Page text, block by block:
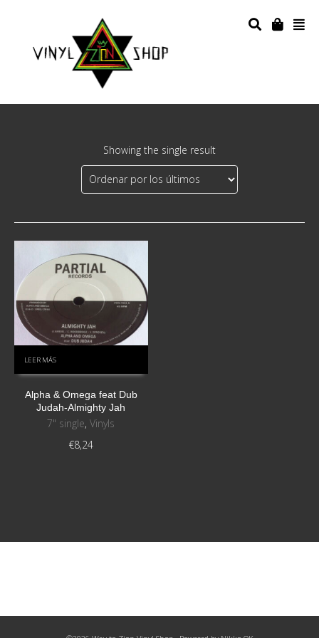
Showing the single result
LEER MÁS
Alpha & Omega feat Dub
Judah-Almighty Jah
7" single,Vinyls
€8,24